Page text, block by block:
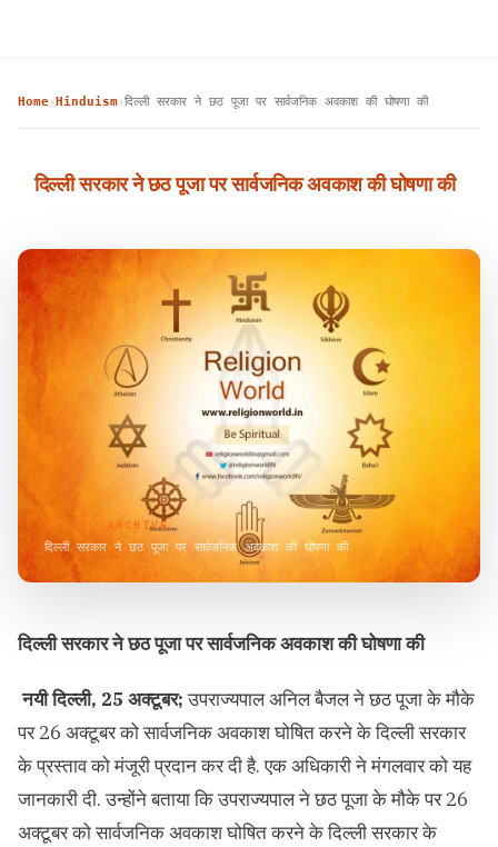
Home› Hinduism›दिल्ली सरकार ने छठ पूजा पर सार्वजनिक अवकाश की घोषणा की
दिल्ली सरकार ने छठ पूजा पर सार्वजनिक अवकाश की घोषणा की
VISUAL ARCHIVE
दिल्ली सरकार ने छठ पूजा पर सार्वजनिक अवकाश की घोषणा की
दिल्ली सरकार ने छठ पूजा पर सार्वजनिक अवकाश की घोषणा की
नयी दिल्ली, 25 अक्टूबर;उपराज्यपाल अनिल बैजल ने छठ पूजा के मौके
पर 26 अक्टूबर को सार्वजनिक अवकाश घोषित करने के दिल्ली सरकार
के प्रस्ताव को मंजूरी प्रदान कर दी है. एक अधिकारी ने मंगलवार को यह
जानकारी दी. उन्होंने बताया कि उपराज्यपाल ने छठ पूजा के मौके पर 26
अक्टूबर को सार्वजनिक अवकाश घोषित करने के दिल्ली सरकार के